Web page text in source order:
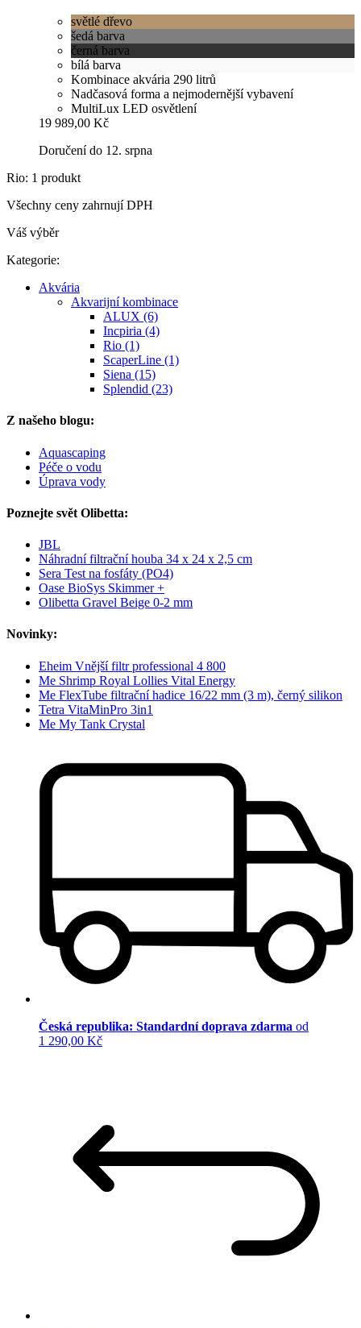
světlé dřevo
šedá barva
černá barva
bílá barva
Kombinace akvária 290 litrů
Nadčasová forma a nejmodernější vybavení
MultiLux LED osvětlení
19 989,00 Kč
Doručení do 12. srpna
Rio: 1 produkt
Všechny ceny zahrnují DPH
Váš výběr
Kategorie:
Akvária
Akvarijní kombinace
ALUX (6)
Incpiria (4)
Rio (1)
ScaperLine (1)
Siena (15)
Splendid (23)
Z našeho blogu:
Aquascaping
Péče o vodu
Úprava vody
Poznejte svět Olibetta:
JBL
Náhradní filtrační houba 34 x 24 x 2,5 cm
Sera Test na fosfáty (PO4)
Oase BioSys Skimmer +
Olibetta Gravel Beige 0-2 mm
Novinky:
Eheim Vnější filtr professional 4 800
Me Shrimp Royal Lollies Vital Energy
Me FlexTube filtrační hadice 16/22 mm (3 m), černý silikon
Tetra VitaMinPro 3in1
Me My Tank Crystal
Česká republika: Standardní doprava zdarma od
1 290,00 Kč